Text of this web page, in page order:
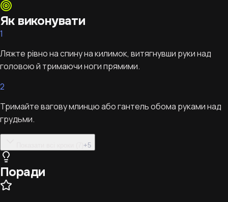
Як виконувати
1
Ляжте рівно на спину на килимок, витягнувши руки над
головою й тримаючи ноги прямими.
2
Тримайте вагову млинцю або гантель обома руками над
грудьми.
+5
Поради